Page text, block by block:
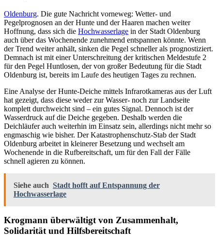
Oldenburg. Die gute Nachricht vorneweg: Wetter- und
Pegelprognosen an der Hunte und der Haaren machen weiter
Hoffnung, dass sich die Hochwasserlage in der Stadt Oldenburg
auch über das Wochenende zunehmend entspannen könnte. Wenn
der Trend weiter anhält, sinken die Pegel schneller als prognostiziert.
Demnach ist mit einer Unterschreitung der kritischen Meldestufe 2
für den Pegel Huntlosen, der von großer Bedeutung für die Stadt
Oldenburg ist, bereits im Laufe des heutigen Tages zu rechnen.
Eine Analyse der Hunte-Deiche mittels Infrarotkameras aus der Luft
hat gezeigt, dass diese weder zur Wasser- noch zur Landseite
komplett durchweicht sind – ein gutes Signal. Dennoch ist der
Wasserdruck auf die Deiche gegeben. Deshalb werden die
Deichläufer auch weiterhin im Einsatz sein, allerdings nicht mehr so
engmaschig wie bisher. Der Katastrophenschutz-Stab der Stadt
Oldenburg arbeitet in kleinerer Besetzung und wechselt am
Wochenende in die Rufbereitschaft, um für den Fall der Fälle
schnell agieren zu können.
Siehe auch Stadt hofft auf Entspannung der
Hochwasserlage
Krogmann überwältigt von Zusammenhalt,
Solidarität und Hilfsbereitschaft